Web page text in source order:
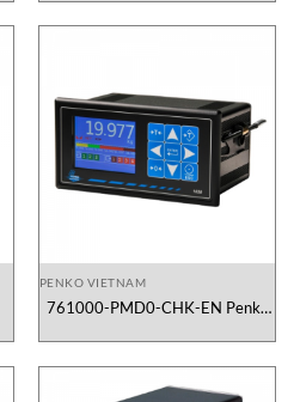
PENKO VIETNAM
761000-PMD0-CHK-EN Penko